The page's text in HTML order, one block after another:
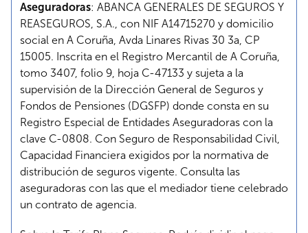
Aseguradoras: ABANCA GENERALES DE SEGUROS Y
REASEGUROS, S.A., con NIF A14715270 y domicilio
social en A Coruña, Avda Linares Rivas 30 3a, CP
15005. Inscrita en el Registro Mercantil de A Coruña,
tomo 3407, folio 9, hoja C-47133 y sujeta a la
supervisión de la Dirección General de Seguros y
Fondos de Pensiones (DGSFP) donde consta en su
Registro Especial de Entidades Aseguradoras con la
clave C-0808. Con Seguro de Responsabilidad Civil,
Capacidad Financiera exigidos por la normativa de
distribución de seguros vigente. Consulta las
aseguradoras con las que el mediador tiene celebrado
un contrato de agencia.